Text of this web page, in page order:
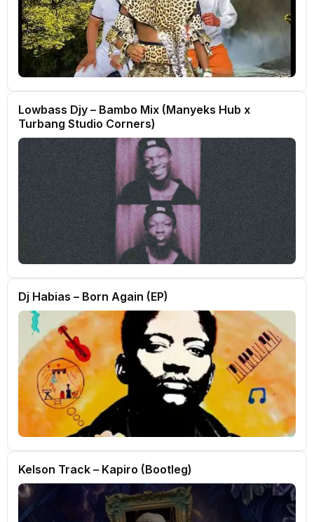
Lowbass Djy – Bambo Mix (Manyeks Hub x
Turbang Studio Corners)
Dj Habias – Born Again (EP)
Kelson Track – Kapiro (Bootleg)